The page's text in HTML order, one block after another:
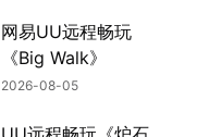
网易UU远程畅玩
《Big Walk》
2026-08-05